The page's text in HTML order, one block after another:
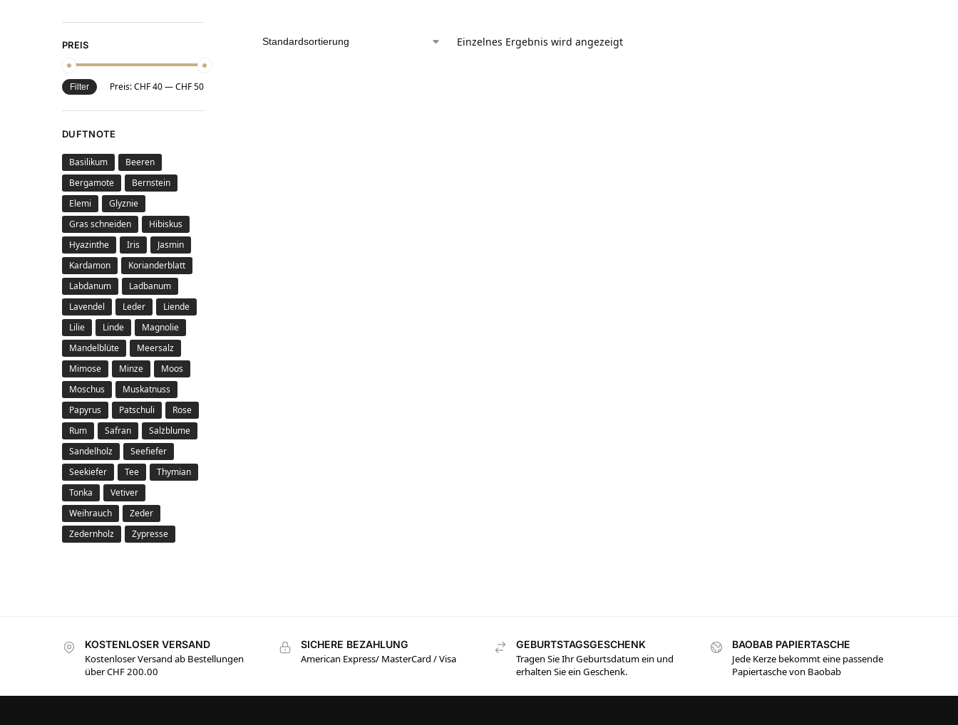
Einzelnes Ergebnis wird angezeigt
PREIS
Filter Preis:CHF 40—CHF 50
DUFTNOTE
Basilikum
Beeren
Bergamote
Bernstein
Elemi
Glyznie
Gras schneiden
Hibiskus
Hyazinthe
Iris
Jasmin
Kardamon
Korianderblatt
Labdanum
Ladbanum
Lavendel
Leder
Liende
Lilie
Linde
Magnolie
Mandelblüte
Meersalz
Mimose
Minze
Moos
Moschus
Muskatnuss
Papyrus
Patschuli
Rose
Rum
Safran
Salzblume
Sandelholz
Seefiefer
Seekiefer
Tee
Thymian
Tonka
Vetiver
Weihrauch
Zeder
Zedernholz
Zypresse
KOSTENLOSER VERSAND
Kostenloser Versand ab Bestellungen
über CHF 200.00
SICHERE BEZAHLUNG
American Express/ MasterCard / Visa
GEBURTSTAGSGESCHENK
Tragen Sie Ihr Geburtsdatum ein und
erhalten Sie ein Geschenk.
BAOBAB PAPIERTASCHE
Jede Kerze bekommt eine passende
Papiertasche von Baobab